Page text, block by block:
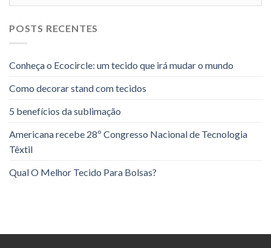
POSTS RECENTES
Conheça o Ecocircle: um tecido que irá mudar o mundo
Como decorar stand com tecidos
5 benefícios da sublimação
Americana recebe 28º Congresso Nacional de Tecnologia
Têxtil
Qual O Melhor Tecido Para Bolsas?